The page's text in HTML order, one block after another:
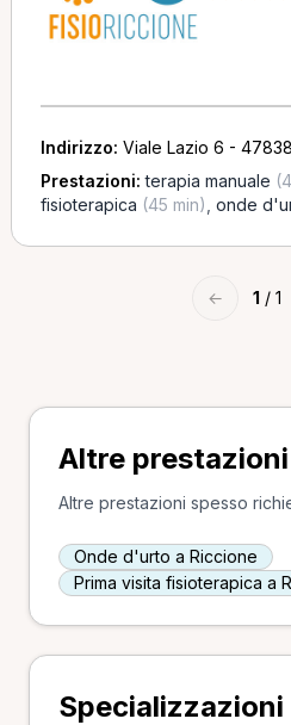
Indirizzo: Viale Lazio 6 -
Prestazioni:terapia manuale
fisioterapica (45 min) onde
← 1 / 1
Altre
Altre prestazioni spesso
Onde d'urto a Riccione
Prima visita fisioterapica a